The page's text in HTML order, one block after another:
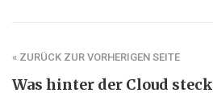
« ZURÜCK ZUR VORHERIGEN SEITE
Was hinter der Cloud